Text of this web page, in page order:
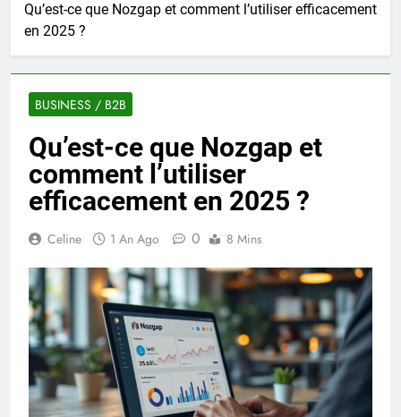
Quel est le salaire de Myriam Seurat en
2025 ?
4 Mois Ago
fonctionnalités clés et avantages
4 Mois Ago
Découvrez notre test d’orientation
gratuit spécialement conçu pour
collégiens et lycéens
4 Mois Ago
Qu’est-ce que Nozgap et comment l’utiliser efficacement
en 2025 ?
BUSINESS / B2B
Qu’est-ce que Nozgap et
comment l’utiliser
efficacement en 2025 ?
Celine 1 An Ago 0 8 Mins